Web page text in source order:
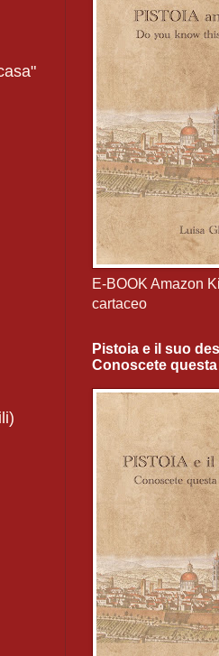
E-BOOK Amazon
cartaceo
Pistoia e il suo
Conoscete